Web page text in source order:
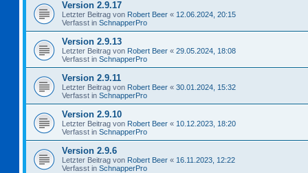
Version 2.9.17
Letzter Beitrag von Robert Beer « 12.06.2024, 20:15
Verfasst in SchnapperPro
Version 2.9.13
Letzter Beitrag von Robert Beer « 29.05.2024, 18:08
Verfasst in SchnapperPro
Version 2.9.11
Letzter Beitrag von Robert Beer « 30.01.2024, 15:32
Verfasst in SchnapperPro
Version 2.9.10
Letzter Beitrag von Robert Beer « 10.12.2023, 18:20
Verfasst in SchnapperPro
Version 2.9.6
Letzter Beitrag von Robert Beer « 16.11.2023, 12:22
Verfasst in SchnapperPro